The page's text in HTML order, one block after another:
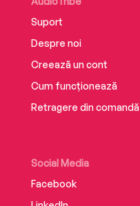
Suport
Despre noi
Creează un cont
Cum funcționează
Retragere din comandă
Social Media
Facebook